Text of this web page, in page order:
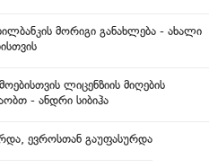
მორიგი განახლება - ახალი
ლიცენზიის მიღების
- ანდრი სიბიჰა
ევროსთან გაუფასურდა